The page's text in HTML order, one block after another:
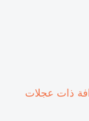
145-6852 لـ جرافة ذات عجلات